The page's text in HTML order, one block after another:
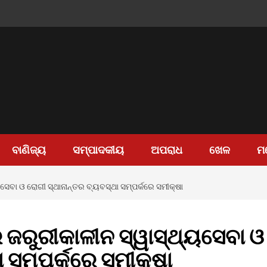
ବାଣିଜ୍ୟ ସମ୍ପାଦକୀୟ ଅପରାଧ ଖେଳ
ଓ ରୋଗୀ ସ୍ଥାନାନ୍ତର ବ୍ୟବସ୍ଥା ସମ୍ପର୍କରେ ସମୀକ୍ଷା
ସ୍ୱାସ୍ଥ୍ୟସେବା ଓ
ସମୀକ୍ଷା